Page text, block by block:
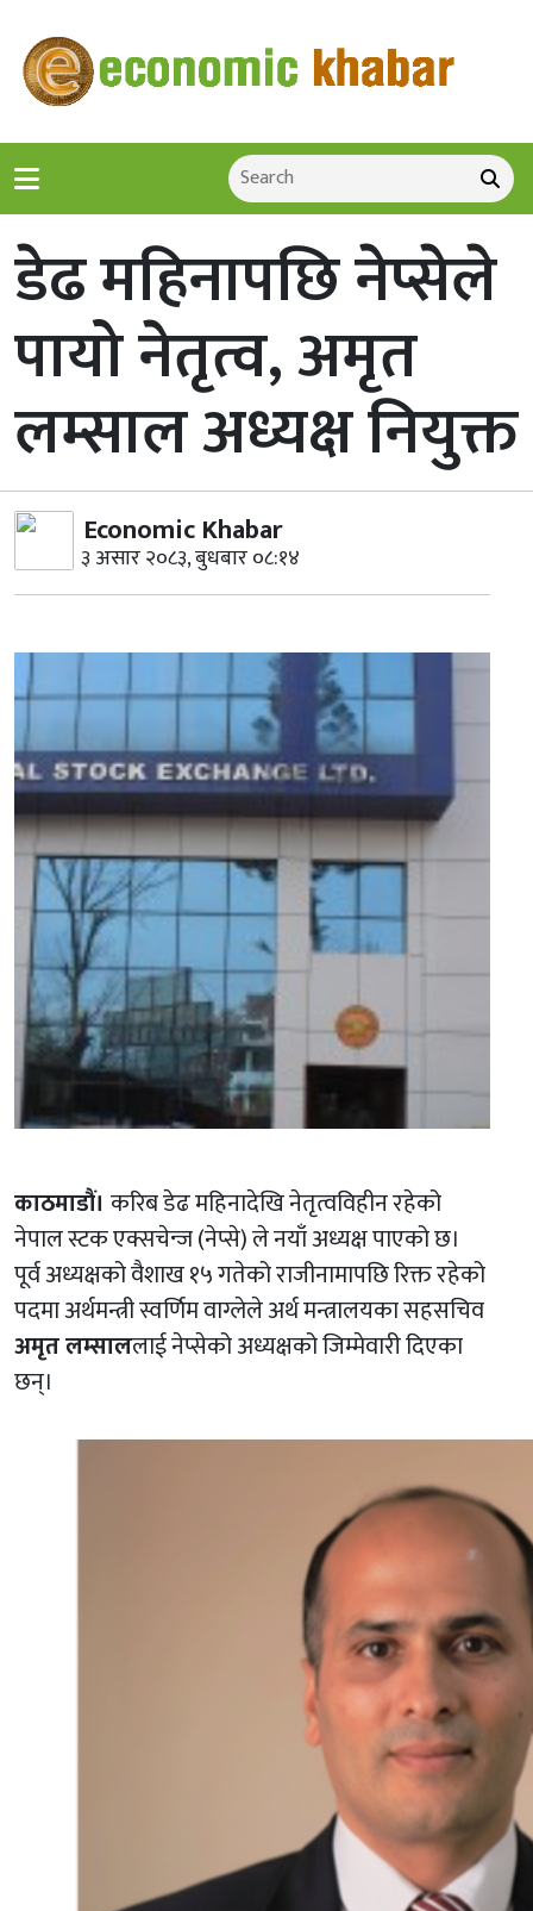
डेढ महिनापछि नेप्सेले
पायो नेतृत्व, अमृत
लम्साल अध्यक्ष नियुक्त
Economic Khabar
३ असार २०८३, बुधबार ०८:१४
काठमाडौं। करिब डेढ महिनादेखि नेतृत्वविहीन रहेको
नेपाल स्टक एक्सचेन्ज (नेप्से) ले नयाँ अध्यक्ष पाएको छ।
पूर्व अध्यक्षको वैशाख १५ गतेको राजीनामापछि रिक्त रहेको
पदमा अर्थमन्त्री स्वर्णिम वाग्लेले अर्थ मन्त्रालयका सहसचिव
अमृत लम्साललाई नेप्सेको अध्यक्षको जिम्मेवारी दिएका
छन्।